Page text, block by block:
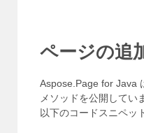
ページの追
Aspose.Page for Java
メソッドを公開してい
以下のコードスニペッ